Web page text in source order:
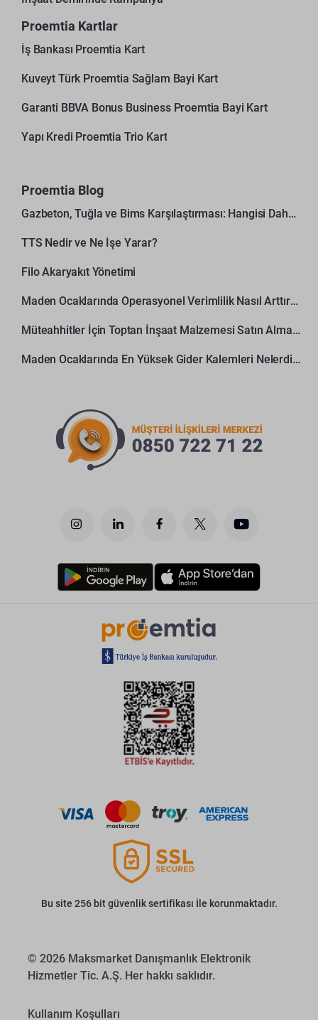
Proemtia Kartlar
İş Bankası Proemtia Kart
Kuveyt Türk Proemtia Sağlam Bayi Kart
Garanti BBVA Bonus Business Proemtia Bayi Kart
Yapı Kredi Proemtia Trio Kart
Proemtia Blog
Gazbeton, Tuğla ve Bims Karşılaştırması: Hangisi Daha Avantajlı?
TTS Nedir ve Ne İşe Yarar?
Filo Akaryakıt Yönetimi
Maden Ocaklarında Operasyonel Verimlilik Nasıl Arttırılır?
Müteahhitler İçin Toptan İnşaat Malzemesi Satın Alma Rehberi
Maden Ocaklarında En Yüksek Gider Kalemleri Nelerdir?
Bu site 256 bit güvenlik sertifikası İle korunmaktadır.
© 2026 Maksmarket Danışmanlık Elektronik
Hizmetler Tic. A.Ş. Her hakkı saklıdır.
Kullanım Koşulları